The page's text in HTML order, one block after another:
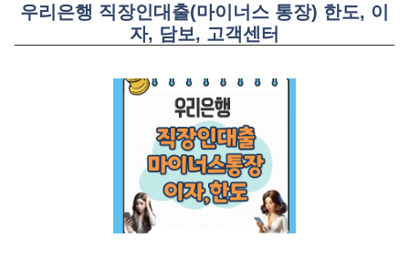
우리은행 직장인대출(마이너스 통장) 한도, 이
자, 담보, 고객센터